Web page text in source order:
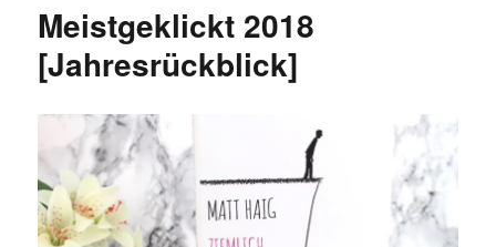
2019
Meistgeklickt 2018
[Jahresrückblick]